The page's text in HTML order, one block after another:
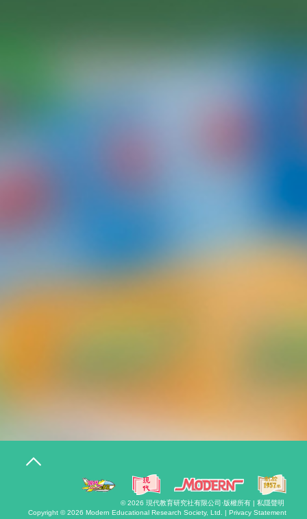
T
n
© 2026 現代教育研究社有限公司 ·版權所有 | 私隱聲明
Copyright © 2026 Modern Educational Research Society, Ltd. | Privacy Statement